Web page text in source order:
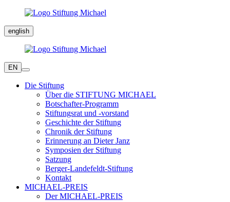
english
EN
Die Stiftung
Über die STIFTUNG MICHAEL
Botschafter-Programm
Stiftungsrat und -vorstand
Geschichte der Stiftung
Chronik der Stiftung
Erinnerung an Dieter Janz
Symposien der Stiftung
Satzung
Berger-Landefeldt-Stiftung
Kontakt
MICHAEL-PREIS
Der MICHAEL-PREIS